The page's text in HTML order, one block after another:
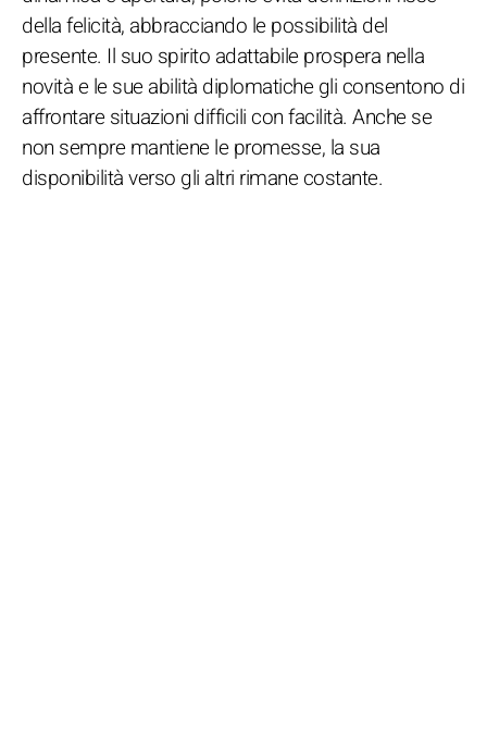
della felicità, abbracciando le possibilità del
presente. Il suo spirito adattabile prospera nella
novità e le sue abilità diplomatiche gli consentono di
affrontare situazioni difficili con facilità. Anche se
non sempre mantiene le promesse, la sua
disponibilità verso gli altri rimane costante.